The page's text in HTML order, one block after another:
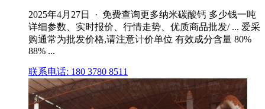
2025年4月27日 · 免费查询更多纳米碳酸钙 多少钱一吨
详细参数、实时报价、行情走势、优质商品批发/ ... 爱采
购通常为批发价格,请注意计价单位 有效成分含量 80%
88% ...
联系电话: 180 3780 8511